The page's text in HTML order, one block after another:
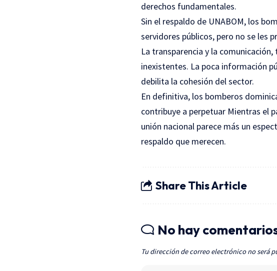
derechos fundamentales.
Sin el respaldo de UNABOM, los
servidores públicos, pero no se les
La transparencia y la
inexistentes. La poca información
debilita la cohesión del sector.
En definitiva, los bomberos
contribuye a perpetuar Mientras el
unión nacional parece más un
respaldo que merecen.
Share This Article
No hay
Tu dirección de correo electrónico no será